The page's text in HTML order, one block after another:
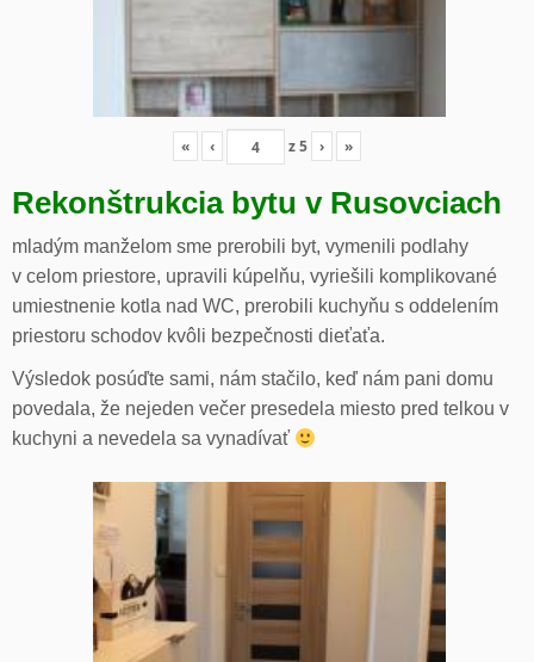
« ‹ z5 › »
Rekonštrukcia bytu v Rusovciach
mladým manželom sme prerobili byt, vymenili podlahy
v celom priestore, upravili kúpelňu, vyriešili komplikované
umiestnenie kotla nad WC, prerobili kuchyňu s oddelením
priestoru schodov kvôli bezpečnosti dieťaťa.
Výsledok posúďte sami, nám stačilo, keď nám pani domu
povedala, že nejeden večer presedela miesto pred telkou v
kuchyni a nevedela sa vynadívať